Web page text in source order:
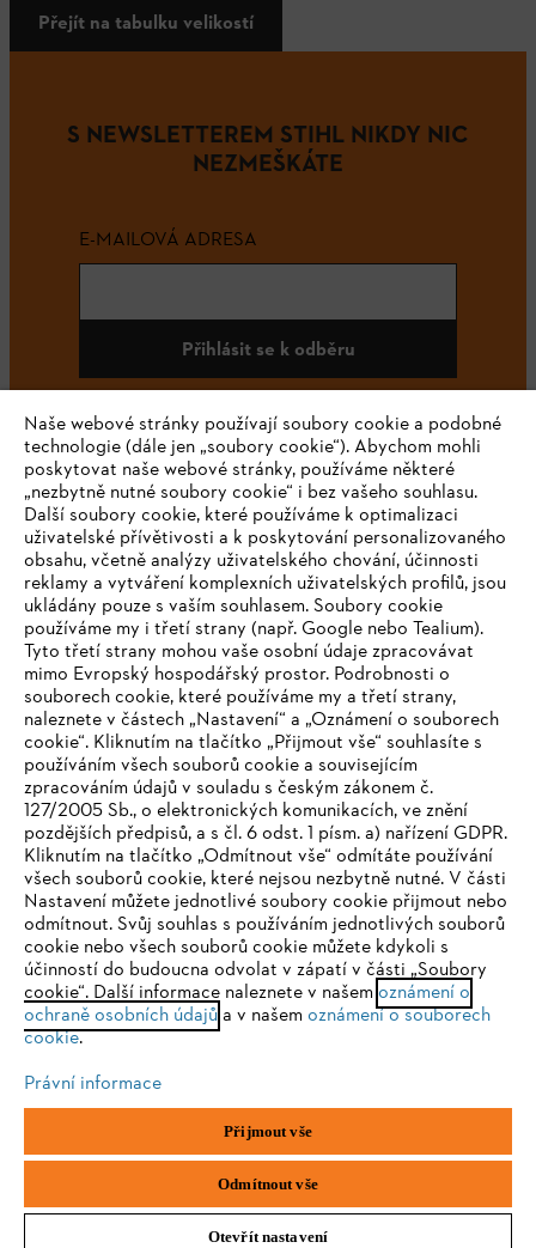
Přejít na tabulku velikostí
S NEWSLETTEREM STIHL NIKDY NIC
NEZMEŠKÁTE
E-MAILOVÁ ADRESA
Přihlásit se k odběru
#STIHL
Společnost
STIHL FAQ
Služby
Ochrana osobních údajů Právní doložka Cookies
Chrlická 753
IHR BROWSER WIRD NICHT
UNTERSTÜTZT
Sie nutzen einen Browser, den wir noch nicht unterstützen. Für
eine optimale Nutzung unserer Seite empfehlen wir Ihnen, zu
einem der folgenden Browser zu wechseln:
Firefox Chrome
Naše webové stránky používají soubory cookie a podobné
technologie (dále jen „soubory cookie“). Abychom mohli
poskytovat naše webové stránky, používáme některé
„nezbytně nutné soubory cookie“ i bez vašeho souhlasu.
Další soubory cookie, které používáme k optimalizaci
uživatelské přívětivosti a k poskytování personalizovaného
obsahu, včetně analýzy uživatelského chování, účinnosti
reklamy a vytváření komplexních uživatelských profilů, jsou
ukládány pouze s vaším souhlasem. Soubory cookie
používáme my i třetí strany (např. Google nebo Tealium).
Tyto třetí strany mohou vaše osobní údaje zpracovávat
mimo Evropský hospodářský prostor. Podrobnosti o
souborech cookie, které používáme my a třetí strany,
naleznete v částech „Nastavení“ a „Oznámení o souborech
cookie“. Kliknutím na tlačítko „Přijmout vše“ souhlasíte s
používáním všech souborů cookie a souvisejícím
zpracováním údajů v souladu s českým zákonem č.
127/2005 Sb., o elektronických komunikacích, ve znění
pozdějších předpisů, a s čl. 6 odst. 1 písm. a) nařízení GDPR.
Kliknutím na tlačítko „Odmítnout vše“ odmítáte používání
všech souborů cookie, které nejsou nezbytně nutné. V části
Nastavení můžete jednotlivé soubory cookie přijmout nebo
odmítnout. Svůj souhlas s používáním jednotlivých souborů
cookie nebo všech souborů cookie můžete kdykoli s
účinností do budoucna odvolat v zápatí v části „Soubory
cookie“. Další informace naleznete v našem oznámení o
ochraně osobních údajůa v našem oznámení o souborech
cookie.
Právní informace
Přijmout vše
Odmítnout vše
Otevřít nastavení